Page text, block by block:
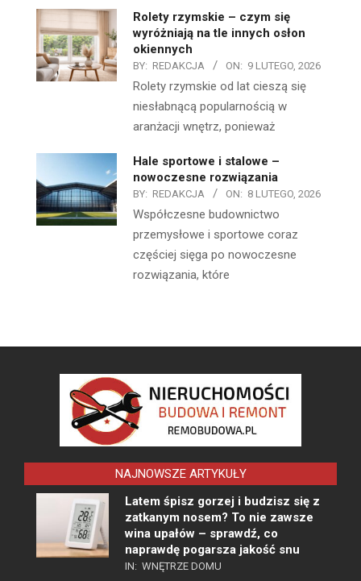
Rolety rzymskie – czym się
wyróżniają na tle innych osłon
okiennych
BY: REDAKCJA ON: 9 LUTEGO, 2026
Rolety rzymskie od lat cieszą się
niesłabnącą popularnością w
aranżacji wnętrz, ponieważ
Hale sportowe i stalowe –
nowoczesne rozwiązania
BY: REDAKCJA ON: 8 LUTEGO, 2026
Współczesne budownictwo
przemysłowe i sportowe coraz
częściej sięga po nowoczesne
rozwiązania, które
NAJNOWSZE ARTYKUŁY
Latem śpisz gorzej i budzisz się z
zatkanym nosem? To nie zawsze
wina upałów – sprawdź, co
naprawdę pogarsza jakość snu
IN: WNĘTRZE DOMU